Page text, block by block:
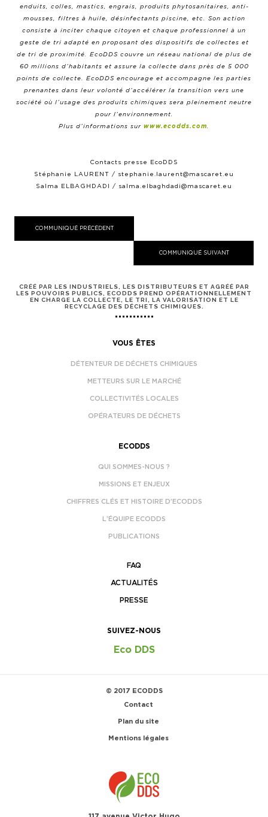
enduits, colles, mastics, engrais, produits phytosanitaires, anti-
mousses, filtres à huile, désinfectants piscine, etc. Son action
consiste à inciter chaque citoyen et chaque professionnel à un
geste de tri adapté en proposant des dispositifs de collectes et
de tri de proximité. EcoDDS couvre un réseau national de plus de
60 millions d’habitants et assure la collecte dans près de 5 000
points de collecte. EcoDDS encourage et accompagne les parties
prenantes dans leur volonté d’accélérer la transition vers une
société où l’usage des produits chimiques sera pleinement neutre
pour l’environnement.
Plus d’informations sur www.ecodds.com.
Contacts presse EcoDDS
Stéphanie LAURENT / stephanie.laurent@mascaret.eu
Salma ELBAGHDADI / salma.elbaghdadi@mascaret.eu
COMMUNIQUÉ PRÉCÉDENT
COMMUNIQUÉ SUIVANT
CRÉÉ PAR LES INDUSTRIELS, LES DISTRIBUTEURS ET AGRÉÉ PAR
LES POUVOIRS PUBLICS, ECODDS PREND OPÉRATIONNELLEMENT
EN CHARGE LA COLLECTE, LE TRI, LA VALORISATION ET LE
RECYCLAGE DES DÉCHETS CHIMIQUES.
VOUS ÊTES
DÉTENTEUR DE DÉCHETS CHIMIQUES
METTEURS SUR LE MARCHÉ
COLLECTIVITÉS LOCALES
OPÉRATEURS DE DÉCHETS
ECODDS
QUI SOMMES-NOUS ?
MISSIONS ET ENJEUX
CHIFFRES CLÉS ET HISTOIRE D’ECODDS
L’ÉQUIPE ECODDS
PUBLICATIONS
FAQ
ACTUALITÉS
PRESSE
SUIVEZ-NOUS
Eco DDS
© 2017 ECODDS
Contact
Plan du site
Mentions légales